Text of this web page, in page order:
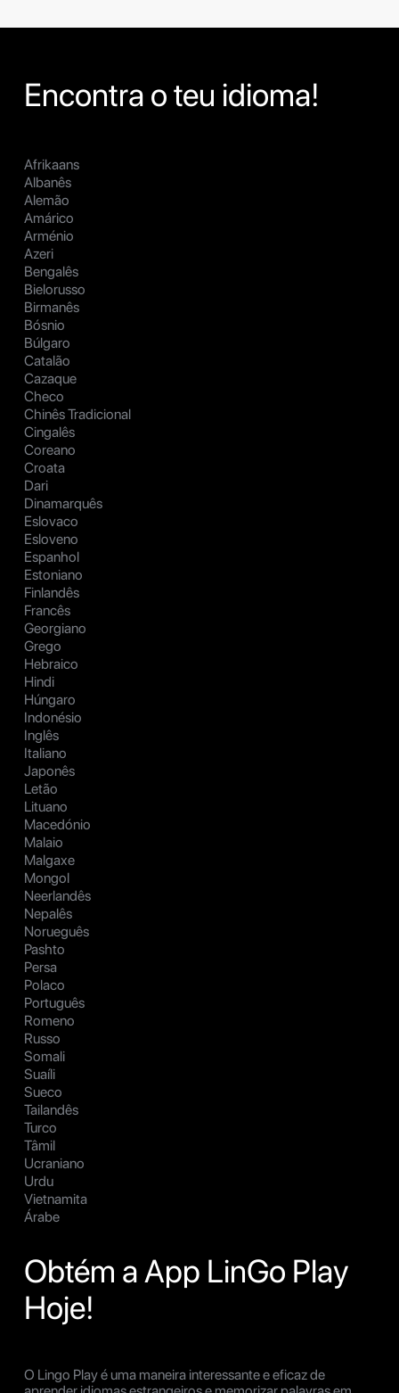
Encontra o teu idioma!
Afrikaans
Albanês
Alemão
Amárico
Arménio
Azeri
Bengalês
Bielorusso
Birmanês
Bósnio
Búlgaro
Catalão
Cazaque
Checo
Chinês Tradicional
Cingalês
Coreano
Croata
Dari
Dinamarquês
Eslovaco
Esloveno
Espanhol
Estoniano
Finlandês
Francês
Georgiano
Grego
Hebraico
Hindi
Húngaro
Indonésio
Inglês
Italiano
Japonês
Letão
Lituano
Macedónio
Malaio
Malgaxe
Mongol
Neerlandês
Nepalês
Norueguês
Pashto
Persa
Polaco
Português
Romeno
Russo
Somali
Suaíli
Sueco
Tailandês
Turco
Tâmil
Ucraniano
Urdu
Vietnamita
Árabe
Obtém a App LinGo Play
Hoje!
O Lingo Play é uma maneira interessante e eficaz de